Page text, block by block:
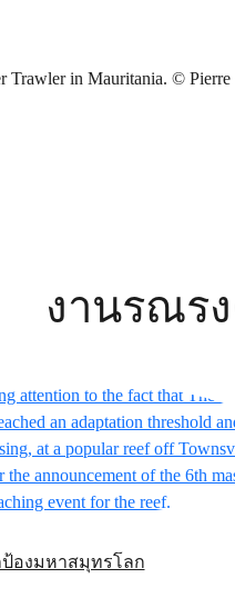
งานรณร
องมหาสมุทรโลก